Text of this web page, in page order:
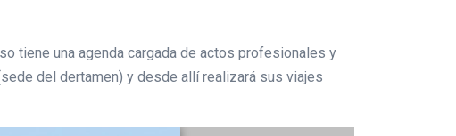
tiene una agenda cargada de actos profesionales y
del dertamen) y desde allí realizará sus viajes